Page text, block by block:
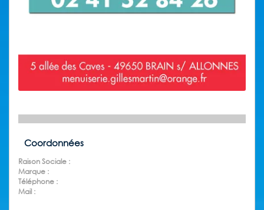
Coordonnées
Raison Sociale :
Marque :
Téléphone :
Mail :